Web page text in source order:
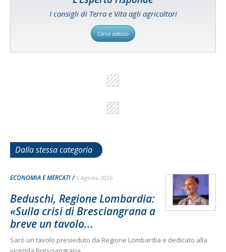
I consigli di Terra e Vita agli agricoltori
Cerca adesso
Dalla stessa categoria
ECONOMIA E MERCATI 5 Agosto 2026
Beduschi, Regione Lombardia:
«Sulla crisi di Bresciangrana a
breve un tavolo...
Sarò un tavolo presieduto da Regione Lombardia e dedicato alla